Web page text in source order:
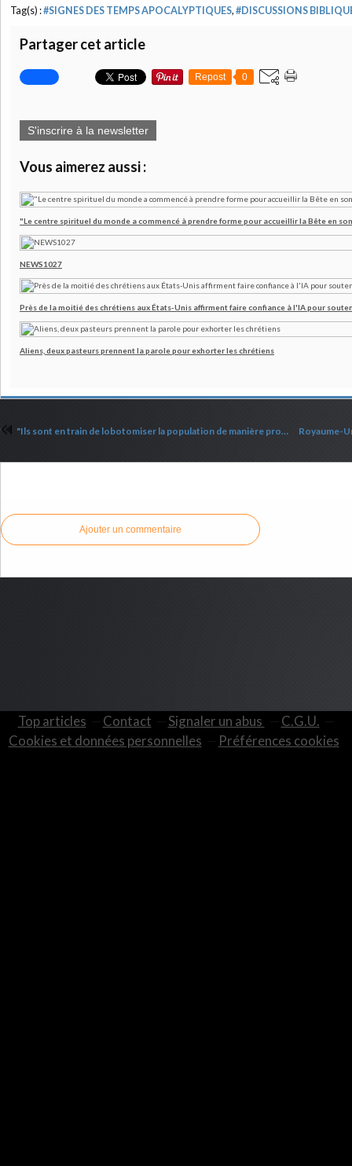
Tag(s) :#SIGNES DES TEMPS APOCALYPTIQUES, #DISCUSSIONS
Partager cet article
Repost 0
S'inscrire à la newsletter
Vous aimerez aussi :
"Le centre spirituel du monde a commencé à prendre forme pour accueillir la Bête en
NEWS1027
Près de la moitié des chrétiens aux États-Unis affirment faire confiance à l'IA pour
Aliens, deux pasteurs prennent la parole pour exhorter les chrétiens
"Ils sont en train de lobotomiser la population de manière progressive" Daniel Mastral
Ajouter un commentaire
Top articles Contact Signaler un abus
C.G.U.
Cookies et données personnelles
Préférences cookies